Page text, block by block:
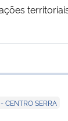
CENTRO SERRA